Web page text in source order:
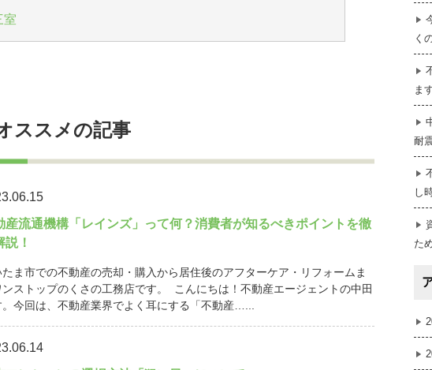
室
ススメの記事
産流通機構「レインズ」って何？消費者が知るべきポイントを徹
説！
たま市での不動産の売却・購入から居住後のアフターケア・リフォームま
ンストップのくさの工務店です。 こんにちは！不動産エージェントの中田
。今回は、不動産業界でよく耳にする「不動産…...
く
ま
耐
し
た